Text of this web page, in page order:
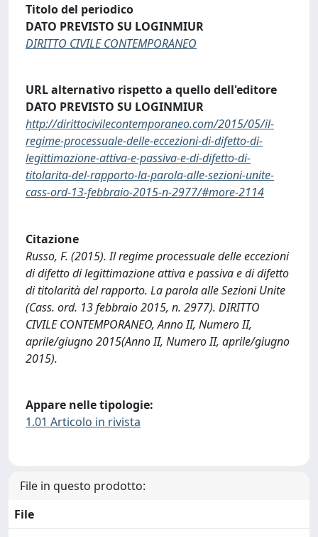
Titolo del periodico
DATO PREVISTO SU LOGINMIUR
DIRITTO CIVILE CONTEMPORANEO
URL alternativo rispetto a quello dell'editore
DATO PREVISTO SU LOGINMIUR
http://dirittocivilecontemporaneo.com/2015/05/il-
regime-processuale-delle-eccezioni-di-difetto-di-
legittimazione-attiva-e-passiva-e-di-difetto-di-
titolarita-del-rapporto-la-parola-alle-sezioni-unite-
cass-ord-13-febbraio-2015-n-2977/#more-2114
Citazione
Russo, F. (2015). Il regime processuale delle eccezioni
di difetto di legittimazione attiva e passiva e di difetto
di titolarità del rapporto. La parola alle Sezioni Unite
(Cass. ord. 13 febbraio 2015, n. 2977). DIRITTO
CIVILE CONTEMPORANEO, Anno II, Numero II,
aprile/giugno 2015(Anno II, Numero II, aprile/giugno
2015).
Appare nelle tipologie:
1.01 Articolo in rivista
File in questo prodotto:
File